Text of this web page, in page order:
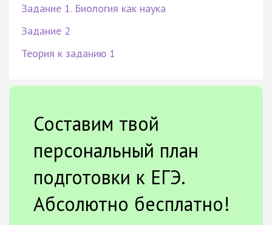
Задание 1. Биология как наука
Задание 2
Теория к заданию 1
Составим твой
персональный план
подготовки к ЕГЭ.
Абсолютно бесплатно!